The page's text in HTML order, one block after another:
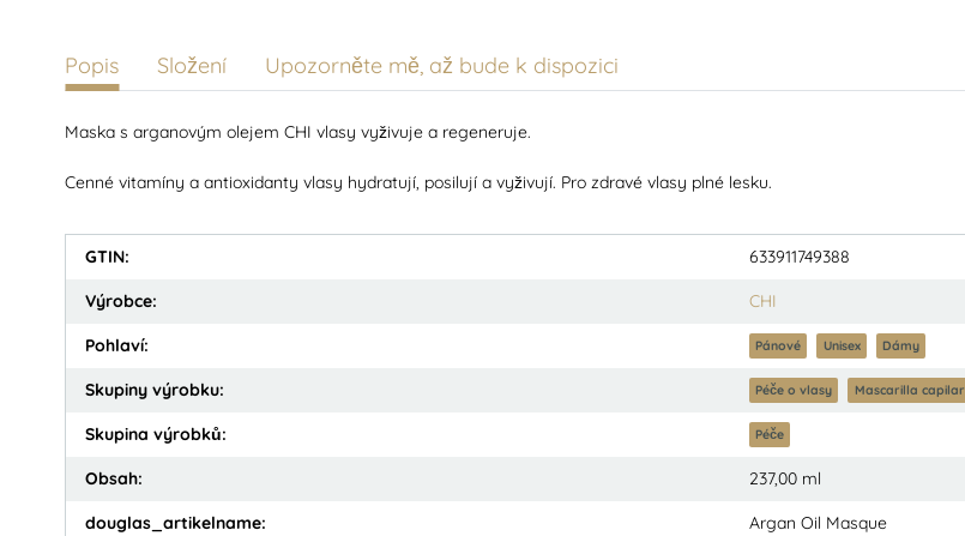
Popis Složení Upozorněte mě, až bude k dispozici
Maska s arganovým olejem CHI vlasy vyživuje a regeneruje.
Cenné vitamíny a antioxidanty vlasy hydratují, posilují a vyživují. Pro zdravé vlasy plné lesku.
GTIN: 633911749388
Výrobce: CHI
Pohlaví: Pánové Unisex Dámy
Skupiny výrobku: Péče o vlasy Mascarilla capilar
Skupina výrobků: Péče
Obsah: 237,00 ml
douglas_artikelname: Argan Oil Masque